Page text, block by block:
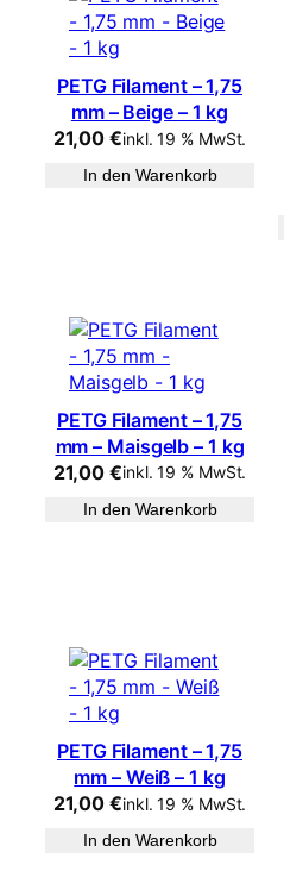
PETG Filament – 1,75
mm – Beige – 1 kg
21,00€inkl. 19 % MwSt.
In den Warenkorb
PETG Filament – 1,75
mm – Maisgelb – 1 kg
21,00€inkl. 19 % MwSt.
In den Warenkorb
PETG Filament – 1,75
mm – Weiß – 1 kg
21,00€inkl. 19 % MwSt.
In den Warenkorb